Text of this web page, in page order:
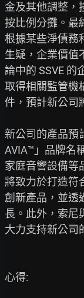
金及其他調整，
按比例分攤。最
根據某些淨債務
生疑，企業價值
論中的 SSVE 的
取得相關監管機
件，預計新公司
新公司的產品預
AVIA™」品牌名
家庭音響設備等
將致力於打造符
創新產品，並透
長。此外，索尼
大力支持新公司
心得: